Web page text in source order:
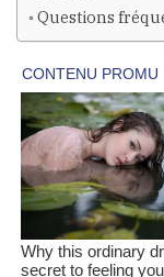
Questions